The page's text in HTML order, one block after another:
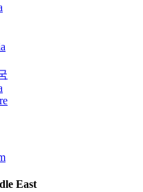
East